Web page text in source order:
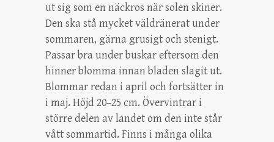
ut sig som en näckros när solen skiner.
Den ska stå mycket väldränerat under
sommaren, gärna grusigt och stenigt.
Passar bra under buskar eftersom den
hinner blomma innan bladen slagit ut.
Blommar redan i april och fortsätter in
i maj. Höjd 20–25 cm. Övervintrar i
större delen av landet om den inte står
vått sommartid. Finns i många olika